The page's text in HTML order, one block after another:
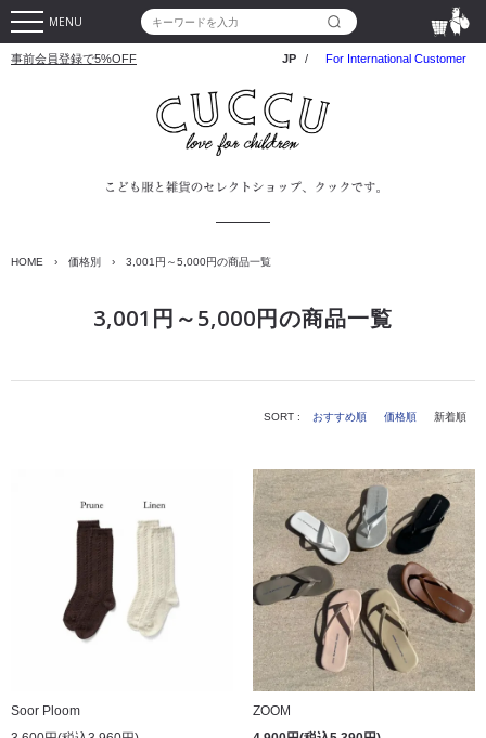
MENU
事前会員登録で5%OFF JP / For International Customer
HOME › 価格別 › 3,001円～5,000円の商品一覧
3,001円～5,000円の商品一覧
SORT : おすすめ順 価格順 新着順
Soor Ploom
ZOOM